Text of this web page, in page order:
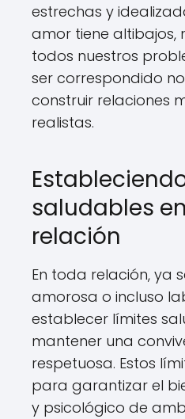
estrechas y
amor tiene altibajos,
todos nuestros
ser correspondido
construir relaciones
realistas.
saludables
relación
En toda relación, ya
amorosa o incluso
establecer límites
mantener una
respetuosa. Estos
para garantizar el
y psicológico de